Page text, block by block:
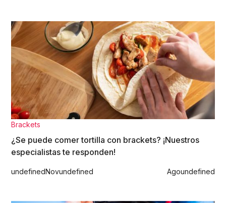
Brackets
¿Se puede comer tortilla con brackets? ¡Nuestros
especialistas te responden!
undefinedNovundefined Agoundefined